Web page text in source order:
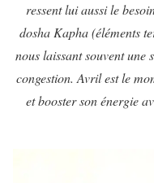
ressent lui aussi le
dosha Kapha (éléments
nous laissant souvent une
congestion. Avril est le
et booster son énergie